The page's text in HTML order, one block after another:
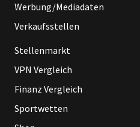
Werbung/Mediadaten
Verkaufsstellen
Stellenmarkt
VPN Vergleich
Finanz Vergleich
Sportwetten